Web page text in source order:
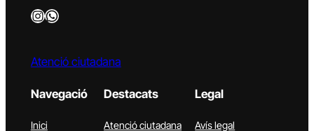
InstagramWhatsApp
Atenció ciutadana
Navegació
Inici
Destacats
Atenció ciutadana
Legal
Avís legal